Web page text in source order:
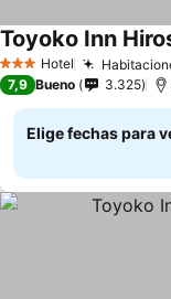
3 Estrellas
Hotel
Ver precios
7,9 Bueno 3.325
Elige fechas para